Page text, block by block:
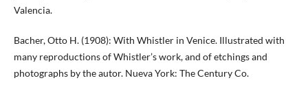
Valencia.
Bacher, Otto H. (1908): With Whistler in Venice. Illustrated with
many reproductions of Whistler’s work, and of etchings and
photographs by the autor. Nueva York: The Century Co.